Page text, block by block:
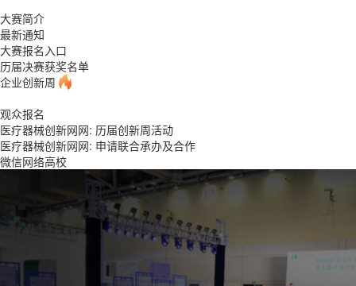
大赛简介
最新通知
大赛报名入口
历届决赛获奖名单
企业创新周
观众报名
医疗器械创新网网: 历届创新周活动
医疗器械创新网网: 申请联合承办及合作
微信网络高校